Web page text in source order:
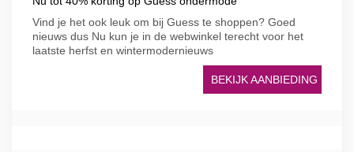
Vind je het ook leuk om bij Guess te shoppen? Goed
nieuws dus Nu kun je in de webwinkel terecht voor het
laatste herfst en wintermodernieuws
BEKIJK AANBIEDING